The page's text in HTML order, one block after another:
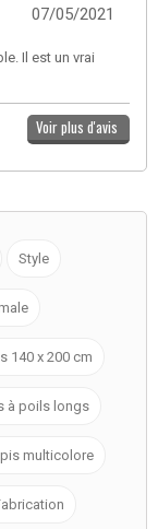
07/05/2021
Il est un vrai
Voir plus d'avis
Style
140 x 200 cm
à poils longs
multicolore